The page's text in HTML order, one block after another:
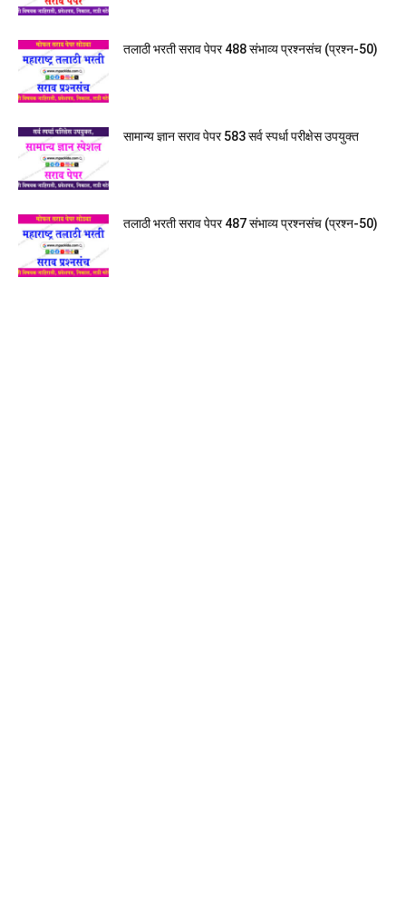
तलाठी भरती सराव पेपर 488 संभाव्य प्रश्नसंच (प्रश्न-50)
सामान्य ज्ञान सराव पेपर 583 सर्व स्पर्धा परीक्षेस उपयुक्त
तलाठी भरती सराव पेपर 487 संभाव्य प्रश्नसंच (प्रश्न-50)